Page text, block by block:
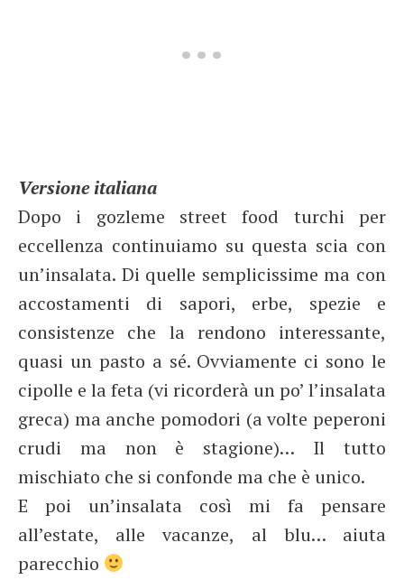
Versione italiana
Dopo i gozleme street food turchi per
eccellenza continuiamo su questa scia con
un’insalata. Di quelle semplicissime ma con
accostamenti di sapori, erbe, spezie e
consistenze che la rendono interessante,
quasi un pasto a sé. Ovviamente ci sono le
cipolle e la feta (vi ricorderà un po’ l’insalata
greca) ma anche pomodori (a volte peperoni
crudi ma non è stagione)… Il tutto
mischiato che si confonde ma che è unico.
E poi un’insalata così mi fa pensare
all’estate, alle vacanze, al blu… aiuta
parecchio